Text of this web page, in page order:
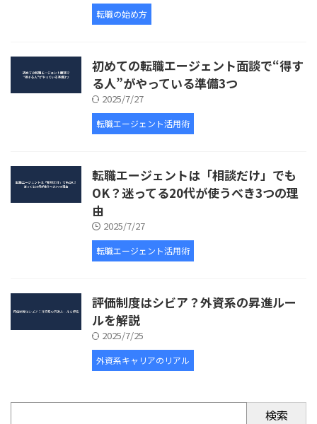
転職の始め方
初めての転職エージェント面談で“得す
る人”がやっている準備3つ
2025/7/27
転職エージェント活用術
転職エージェントは「相談だけ」でも
OK？迷ってる20代が使うべき3つの理
由
2025/7/27
転職エージェント活用術
評価制度はシビア？外資系の昇進ルー
ルを解説
2025/7/25
外資系キャリアのリアル
検索